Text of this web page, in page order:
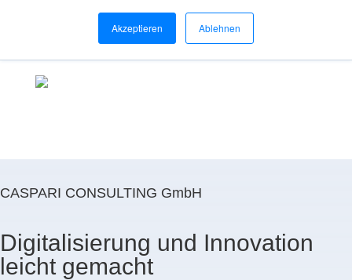
Akzeptieren Ablehnen
CASPARI CONSULTING GmbH
Digitalisierung und Innovation
leicht gemacht